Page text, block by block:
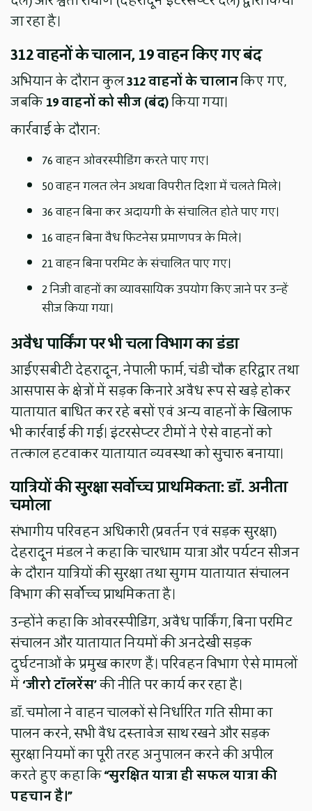
जा रहा है।
312 वाहनों के चालान, 19 वाहन किए गए बंद
अभियान के दौरान कुल312 वाहनों के चालानकिए गए,
जबकि19 वाहनों को सीज (बंद)किया गया।
कार्रवाई के दौरान:
76 वाहन ओवरस्पीडिंग करते पाए गए।
50 वाहन गलत लेन अथवा विपरीत दिशा में चलते मिले।
36 वाहन बिना कर अदायगी के संचालित होते पाए गए।
16 वाहन बिना वैध फिटनेस प्रमाणपत्र के मिले।
21 वाहन बिना परमिट के संचालित पाए गए।
2 निजी वाहनों का व्यावसायिक उपयोग किए जाने पर उन्हें
सीज किया गया।
अवैध पार्किंग पर भी चला विभाग का डंडा
आईएसबीटी देहरादून, नेपाली फार्म, चंडी चौक हरिद्वार तथा
आसपास के क्षेत्रों में सड़क किनारे अवैध रूप से खड़े होकर
यातायात बाधित कर रहे बसों एवं अन्य वाहनों के खिलाफ
भी कार्रवाई की गई। इंटरसेप्टर टीमों ने ऐसे वाहनों को
तत्काल हटवाकर यातायात व्यवस्था को सुचारु बनाया।
यात्रियों की सुरक्षा सर्वोच्च प्राथमिकता: डॉ. अनीता
चमोला
संभागीय परिवहन अधिकारी (प्रवर्तन एवं सड़क सुरक्षा)
देहरादून मंडल ने कहा कि चारधाम यात्रा और पर्यटन सीजन
के दौरान यात्रियों की सुरक्षा तथा सुगम यातायात संचालन
विभाग की सर्वोच्च प्राथमिकता है।
उन्होंने कहा कि ओवरस्पीडिंग, अवैध पार्किंग, बिना परमिट
संचालन और यातायात नियमों की अनदेखी सड़क
दुर्घटनाओं के प्रमुख कारण हैं। परिवहन विभाग ऐसे मामलों
में‘जीरो टॉलरेंस’की नीति पर कार्य कर रहा है।
डॉ. चमोला ने वाहन चालकों से निर्धारित गति सीमा का
पालन करने, सभी वैध दस्तावेज साथ रखने और सड़क
सुरक्षा नियमों का पूरी तरह अनुपालन करने की अपील
करते हुए कहा कि“सुरक्षित यात्रा ही सफल यात्रा की
पहचान है।”